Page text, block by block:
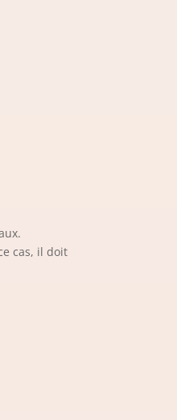
cas, il doit